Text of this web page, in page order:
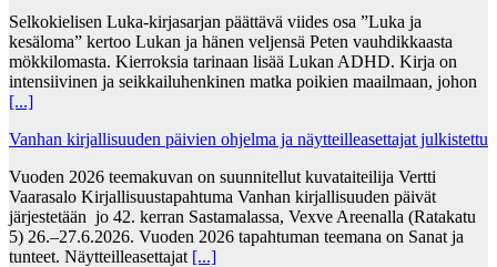
Selkokielisen Luka-kirjasarjan päättävä viides osa ”Luka ja
kesäloma” kertoo Lukan ja hänen veljensä Peten vauhdikkaasta
mökkilomasta. Kierroksia tarinaan lisää Lukan ADHD. Kirja on
intensiivinen ja seikkailuhenkinen matka poikien maailmaan, johon
[...]
Vanhan kirjallisuuden päivien ohjelma ja näytteilleasettajat julkistettu
Vuoden 2026 teemakuvan on suunnitellut kuvataiteilija Vertti
Vaarasalo Kirjallisuustapahtuma Vanhan kirjallisuuden päivät
järjestetään jo 42. kerran Sastamalassa, Vexve Areenalla (Ratakatu
5) 26.–27.6.2026. Vuoden 2026 tapahtuman teemana on Sanat ja
tunteet. Näytteilleasettajat [...]